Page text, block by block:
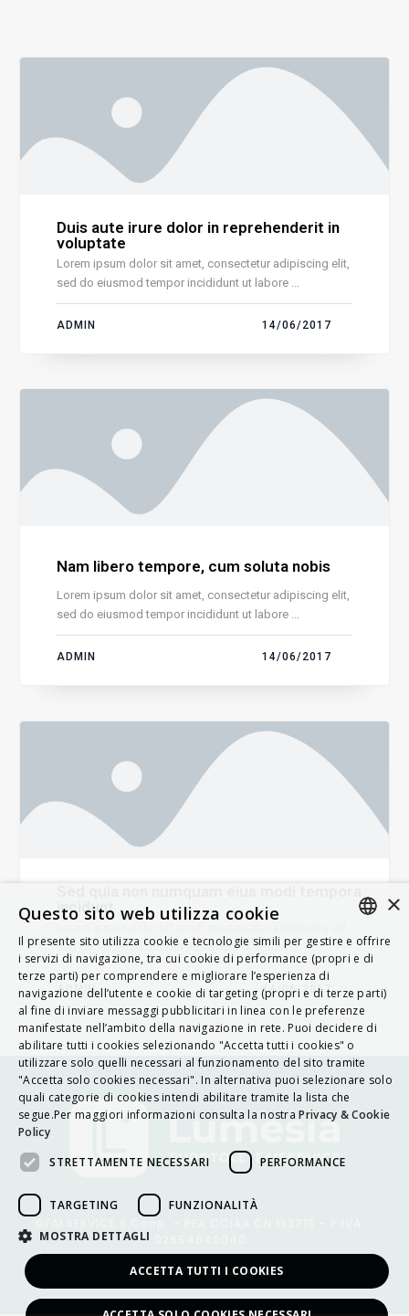
Duis aute irure dolor in reprehenderit in
voluptate
Lorem ipsum dolor sit amet, consectetur adipiscing elit,
sed do eiusmod tempor incididunt ut labore ...
ADMIN 14/06/2017
Nam libero tempore, cum soluta nobis
Lorem ipsum dolor sit amet, consectetur adipiscing elit,
sed do eiusmod tempor incididunt ut labore ...
ADMIN 14/06/2017
incidunt
sed do eiusmod tempor incididunt ut labore ...
ADMIN 14/06/2017
Privacy & Cookie Policy
ITALIAN
ENGLISH
FRENCH
HUNGARIAN
DEUTSCH
POLSKI
PORTUGUÊS
×
Questo sito web utilizza cookie
Il presente sito utilizza cookie e tecnologie simili per gestire e offrire
i servizi di navigazione, tra cui cookie di performance (propri e di
terze parti) per comprendere e migliorare l’esperienza di
navigazione dell’utente e cookie di targeting (propri e di terze parti)
al fine di inviare messaggi pubblicitari in linea con le preferenze
manifestate nell’ambito della navigazione in rete. Puoi decidere di
abilitare tutti i cookies selezionando "Accetta tutti i cookies" o
utilizzare solo quelli necessari al funzionamento del sito tramite
"Accetta solo cookies necessari". In alternativa puoi selezionare solo
quali categorie di cookies intendi abilitare tramite la lista che
segue.Per maggiori informazioni consulta la nostra Privacy & Cookie
Policy
STRETTAMENTE NECESSARI
PERFORMANCE
TARGETING FUNZIONALITÀ
MOSTRA DETTAGLI
ACCETTA TUTTI I COOKIES